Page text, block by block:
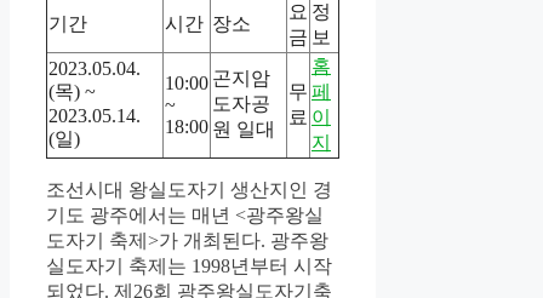
기간 시간 장소
요
금
정
보
2023.05.04.
(목) ~
2023.05.14.
(일)
10:00
~
18:00
곤지암
도자공
원 일대
무
료
홈
페
이
지
조선시대 왕실도자기 생산지인 경
기도 광주에서는 매년 <광주왕실
도자기 축제>가 개최된다. 광주왕
실도자기 축제는 1998년부터 시작
되었다. 제26회 광주왕실도자기축